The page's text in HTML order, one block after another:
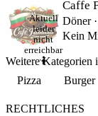
Caffe
Döner
Kein
Aktuell
leider
nicht
erreichbar
🤷
Weitere Kategorien
Pizza
Burger
RECHTLICHES